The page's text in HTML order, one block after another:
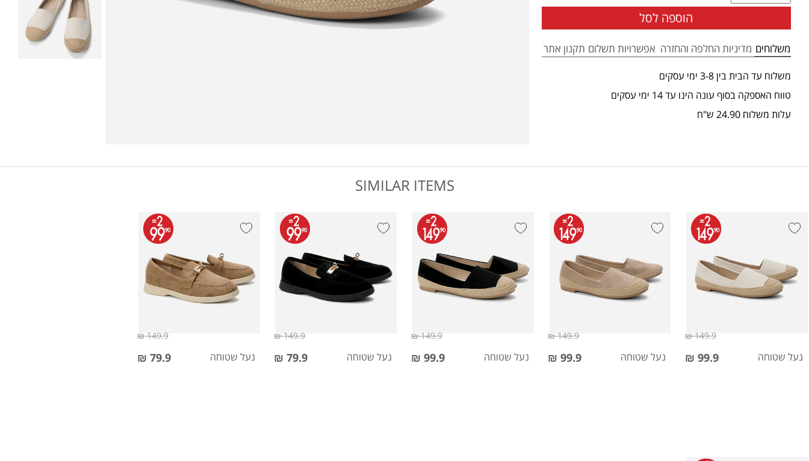
הוספה לסל
משלוחים מדיניות החלפה והחזרה אפשרויות תשלום תקנון אתר
משלוח עד הבית בין 3-8 ימי עסקים
טווח האספקה בסוף עונה הינו עד 14 ימי עסקים
עלות משלוח 24.90 ש"ח
SIMILAR ITEMS
נעל שטוחה 99.9 ₪
149.9 ₪
נעל שטוחה 99.9 ₪
149.9 ₪
נעל שטוחה 99.9 ₪
149.9 ₪
נעל שטוחה 79.9 ₪
149.9 ₪
נעל שטוחה 79.9 ₪
149.9 ₪